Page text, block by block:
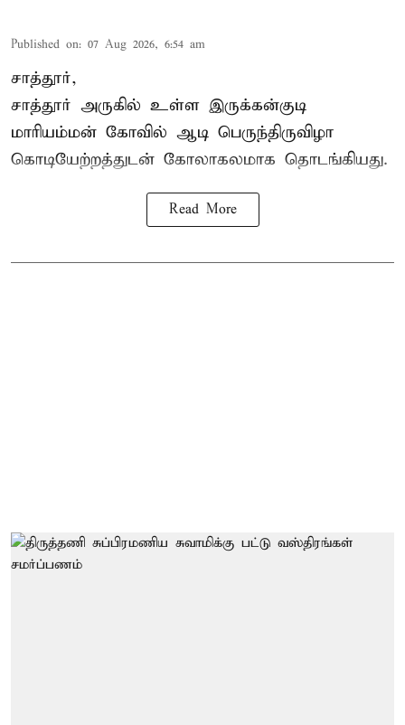
Published on: 07 Aug 2026, 6:54 am
சாத்தூர்,
சாத்தூர் அருகில் உள்ள இருக்கன்குடி
மாரியம்மன் கோவில் ஆடி பெருந்திருவிழா
கொடியேற்றத்துடன் கோலாகலமாக தொடங்கியது.
Read More